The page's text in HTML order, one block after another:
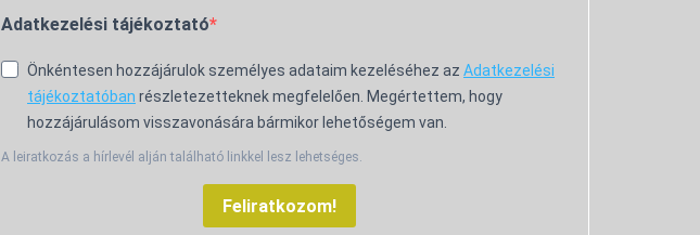
Adatkezelési tájékoztató
Önkéntesen hozzájárulok személyes adataim kezeléséhez az Adatkezelési
tájékoztatóban részletezetteknek megfelelően. Megértettem, hogy
hozzájárulásom visszavonására bármikor lehetőségem van.
A leiratkozás a hírlevél alján található linkkel lesz lehetséges.
Feliratkozom!